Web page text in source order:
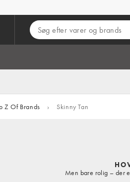
Z Of Brands › Skinny Tan
Men bare rolig – der